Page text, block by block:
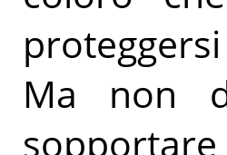
Ma non